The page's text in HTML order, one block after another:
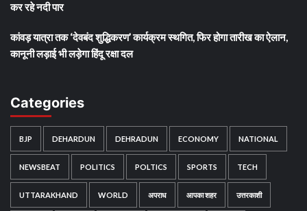
कर रहे नदी पार
कांवड़ यात्रा तक ‘देवबंद शुद्धिकरण’ कार्यक्रम स्थगित, फिर होगा तारीख का ऐलान,
कानूनी लड़ाई भी लड़ेगा हिंदू रक्षा दल
Categories
BJP DEHARDUN DEHRADUN ECONOMY NATIONAL
NEWSBEAT POLITICS POLTICS SPORTS TECH
UTTARAKHAND WORLD अपराध आपका शहर उत्तरकाशी